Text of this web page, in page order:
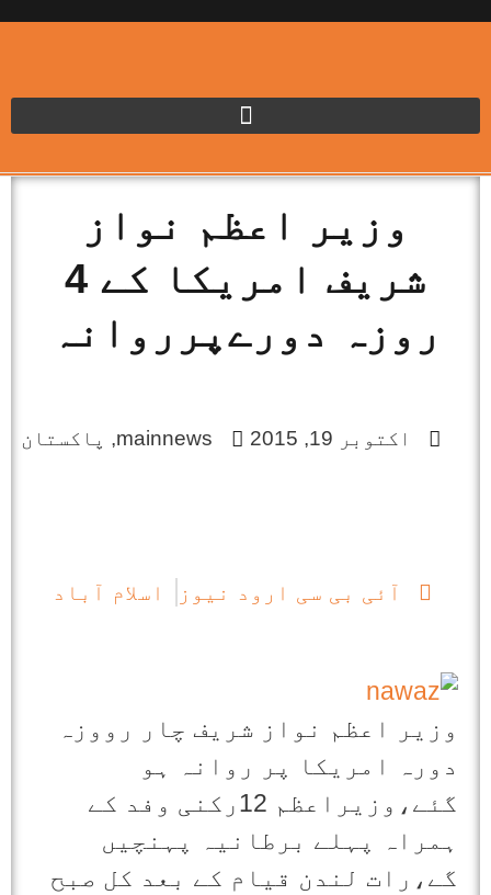
وزیر اعظم نواز
شریف امریکا کے 4
روزہ دورےپرروانہ
اکتوبر 19, 2015 mainnews
, پاکستان
آئی بی سی ارود نیوز اسلام آباد
وزیر اعظم نواز شریف چار رووزہ
دورہ امریکا پر روانہ ہو
گئے،وزیراعظم 12رکنی وفد کے
ہمراہ پہلے برطانیہ پہنچیں
گے،رات لندن قیام کے بعد کل صبح